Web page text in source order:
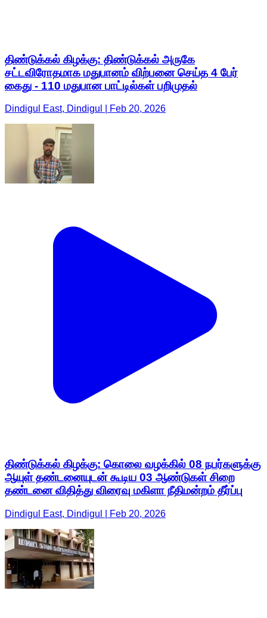
திண்டுக்கல் கிழக்கு: திண்டுக்கல் அருகே
சட்டவிரோதமாக மதுபானம் விற்பனை செய்த 4 பேர்
கைது - 110 மதுபான பாட்டில்கள் பறிமுதல்
Dindigul East, Dindigul | Feb 20, 2026
திண்டுக்கல் கிழக்கு: கொலை வழக்கில் 08 நபர்களுக்கு
ஆயுள் தண்டனையுடன் கூடிய 03 ஆண்டுகள் சிறை
தண்டனை விதித்து விரைவு மகிளா நீதிமன்றம் தீர்ப்பு
Dindigul East, Dindigul | Feb 20, 2026